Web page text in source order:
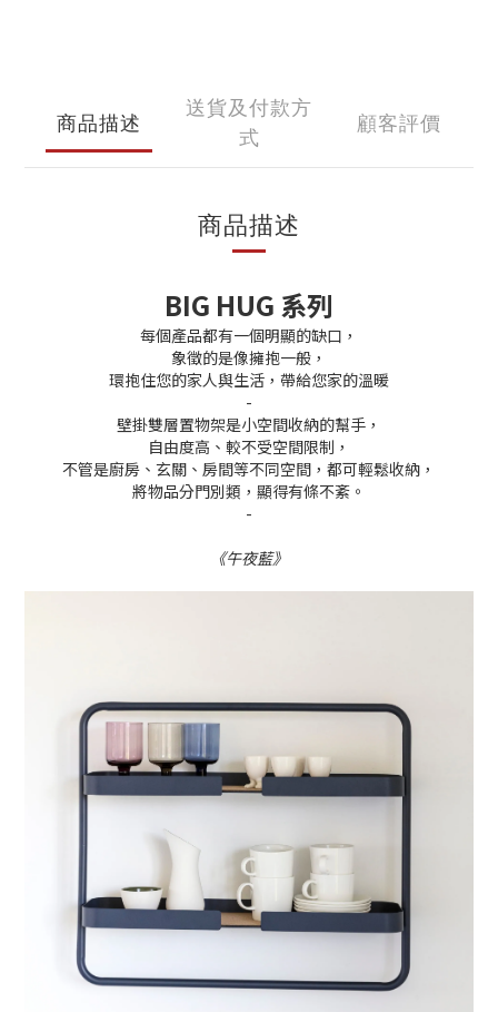
商品描述
送貨及付款方
式
顧客評價
商品描述
BIG HUG 系列
每個產品都有一個明顯的缺口，
象徵的是像擁抱一般，
環抱住您的家人與生活，帶給您家的溫暖
-
壁掛雙層置物架是小空間收納的幫手，
自由度高、較不受空間限制，
不管是廚房、玄關、房間等不同空間，都可輕鬆收納，
將物品分門別類，顯得有條不紊。
-
《午夜藍》